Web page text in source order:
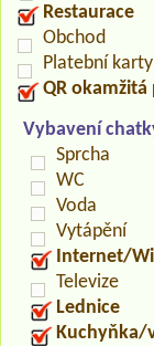
Restaurace
Obchod
Platební karty
QR okamžitá
Vybavení
Sprcha
WC
Voda
Vytápění
Internet/
Televize
Lednice
Kuchyňka/